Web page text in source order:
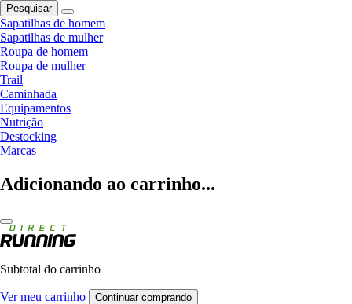
Pesquisar
Sapatilhas de homem
Sapatilhas de mulher
Roupa de homem
Roupa de mulher
Trail
Caminhada
Equipamentos
Nutrição
Destocking
Marcas
Adicionando ao carrinho...
Subtotal do carrinho
Ver meu carrinho Continuar comprando